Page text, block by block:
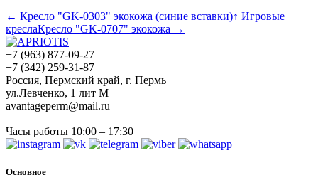
← Кресло "GK-0303" экокожа (синие вставки)↑ Игровые
креслаКресло "GK-0707" экокожа →
+7 (963) 877-09-27
+7 (342) 259-31-87
Россия, Пермский край, г. Пермь
ул.Левченко, 1 лит М
avantageperm@mail.ru
Часы работы 10:00 – 17:30
Основное